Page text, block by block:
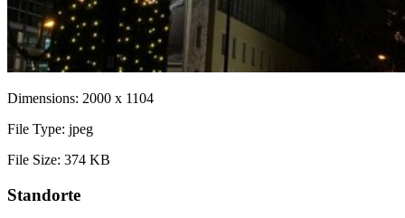
Dimensions: 2000 x 1104
File Type: jpeg
File Size: 374 KB
Standorte